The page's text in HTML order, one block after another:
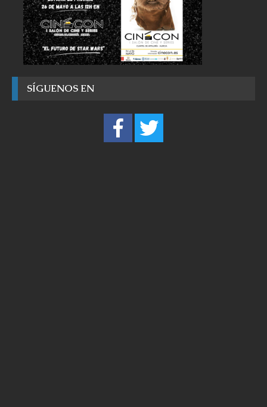
SÍGUENOS EN